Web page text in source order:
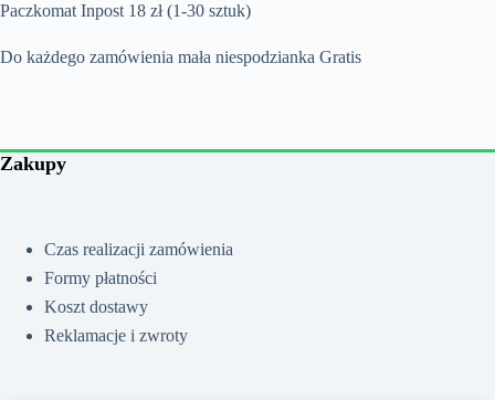
Paczkomat Inpost 18 zł (1-30 sztuk)
Do każdego zamówienia mała niespodzianka Gratis
Zakupy
Czas realizacji zamówienia
Formy płatności
Koszt dostawy
Reklamacje i zwroty